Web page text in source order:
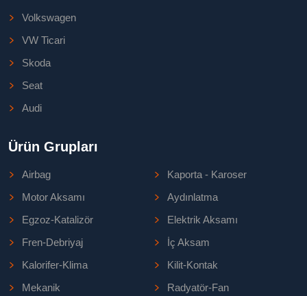
Volkswagen
VW Ticari
Skoda
Seat
Audi
Ürün Grupları
Airbag
Kaporta - Karoser
Motor Aksamı
Aydınlatma
Egzoz-Katalizör
Elektrik Aksamı
Fren-Debriyaj
İç Aksam
Kalorifer-Klima
Kilit-Kontak
Mekanik
Radyatör-Fan